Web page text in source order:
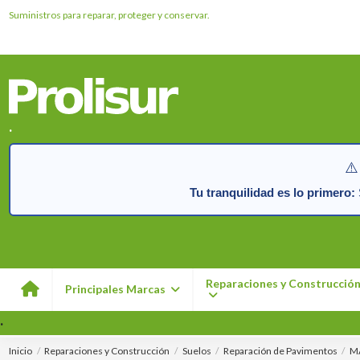
Suministros para reparar, proteger y conservar.
.
⚠️
Tu tranquilidad es lo primero:
Principales Marcas Reparaciones y
.
Inicio Reparaciones y Construcción Suelos Reparación de Pavimentos